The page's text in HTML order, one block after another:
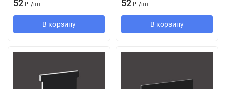
52 ₽ /шт.
В корзину
52 ₽ /шт.
В корзину